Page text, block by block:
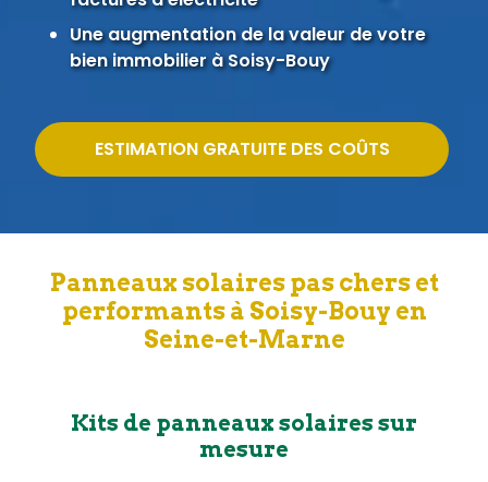
Une augmentation de la valeur de votre
bien immobilier à Soisy-Bouy
ESTIMATION GRATUITE DES COÛTS
Panneaux solaires pas chers et
performants à Soisy-Bouy en
Seine-et-Marne
Kits de panneaux solaires sur
mesure